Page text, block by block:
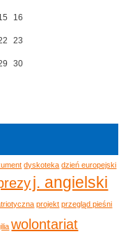
16
23
30
dyskoteka dzień europejski
j. angielski
projekt przegląd pieśni
wolontariat